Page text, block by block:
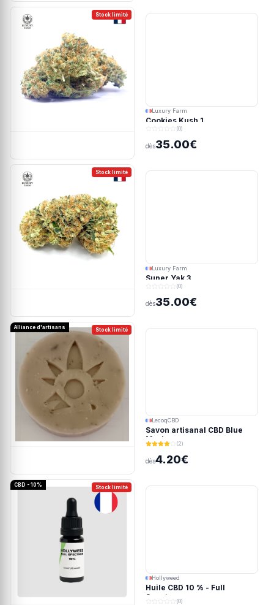
Stock limité
Luxury Farm
Cookies Kush 1
(0)
dès35.00€
Stock limité
Luxury Farm
Super Yak 3
(0)
dès35.00€
Stock limité
Alliance d'artisans
LecoqCBD
Savon artisanal CBD Blue
Meringue
(2)
dès4.20€
Stock limité
CBD - 10%
Hollyweed
Huile CBD 10 % - Full
Spectrum
(0)